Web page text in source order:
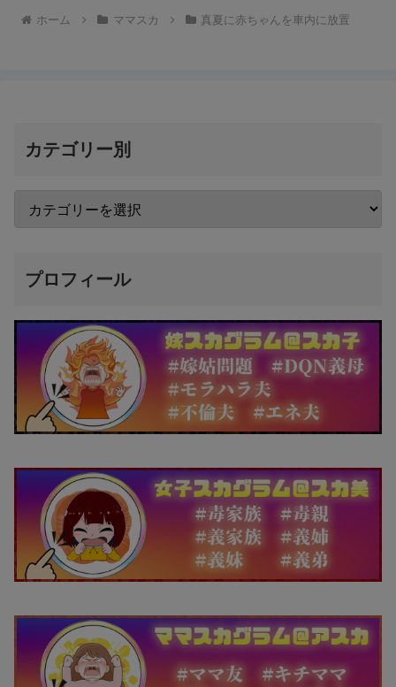
ホーム ママスカ 真夏に赤ちゃんを車内に放置
カテゴリー別
プロフィール